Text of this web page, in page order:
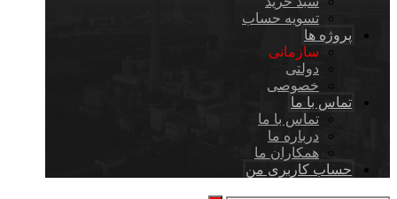
تسویه حساب
پروژه ها
سازمانی
دولتی
خصوصی
تماس با ما
تماس با ما
درباره ما
همکاران ما
حساب کاربری من